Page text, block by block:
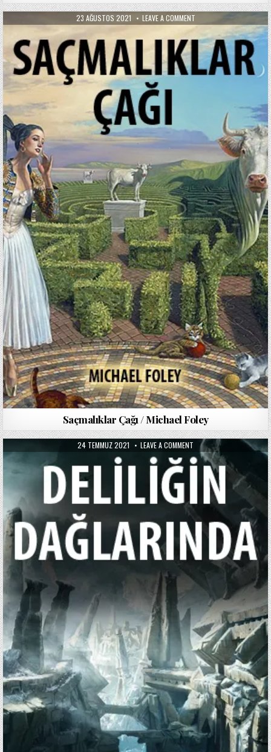
PUBLISHED
DATE:
23 AĞUSTOS 2021 LEAVE A COMMENTON
SAÇMALIKLAR
/
MICHAEL
FOLEY
Saçmalıklar Çağı / Michael Foley
PUBLISHED
DATE:
24 TEMMUZ 2021 LEAVE A COMMENT ON
DELILIĞIN
DAĞLARINDA
/
LOVECRAFT